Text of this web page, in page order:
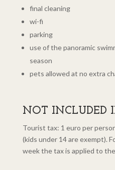
final cleaning
wi-fi
parking
use of the panoramic
season
pets allowed at no extra
NOT INCLUDED
Tourist tax: 1 euro per
(kids under 14 are exempt).
week the tax is applied to